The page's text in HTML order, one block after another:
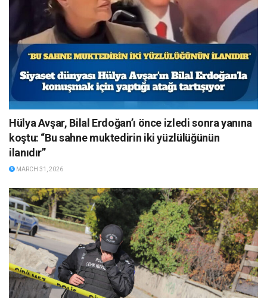
Hülya Avşar, Bilal Erdoğan’ı önce izledi sonra yanına
koştu: “Bu sahne muktedirin iki yüzlülüğünün
ilanıdır”
MARCH 31, 2026